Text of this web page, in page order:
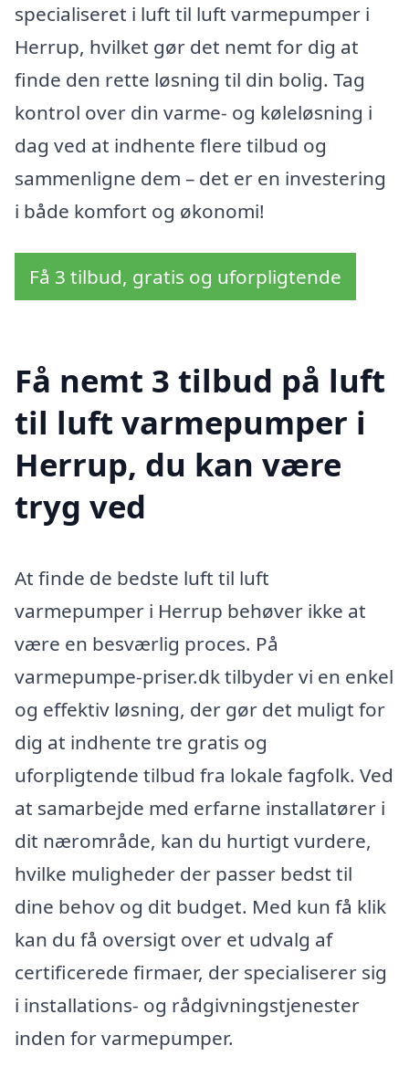
specialiseret i luft til luft varmepumper i
Herrup, hvilket gør det nemt for dig at
finde den rette løsning til din bolig. Tag
kontrol over din varme- og køleløsning i
dag ved at indhente flere tilbud og
sammenligne dem – det er en investering
i både komfort og økonomi!
Få 3 tilbud, gratis og uforpligtende
Få nemt 3 tilbud på luft
til luft varmepumper i
Herrup, du kan være
tryg ved
At finde de bedste luft til luft
varmepumper i Herrup behøver ikke at
være en besværlig proces. På
varmepumpe-priser.dk tilbyder vi en enkel
og effektiv løsning, der gør det muligt for
dig at indhente tre gratis og
uforpligtende tilbud fra lokale fagfolk. Ved
at samarbejde med erfarne installatører i
dit nærområde, kan du hurtigt vurdere,
hvilke muligheder der passer bedst til
dine behov og dit budget. Med kun få klik
kan du få oversigt over et udvalg af
certificerede firmaer, der specialiserer sig
i installations- og rådgivningstjenester
inden for varmepumper.